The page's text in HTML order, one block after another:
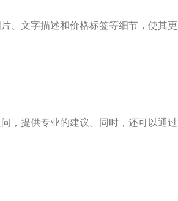
、文字描述和价格标签等细节，使其更
，提供专业的建议。同时，还可以通过